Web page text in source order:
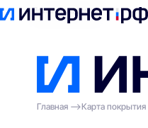
Поиск по адресу
Главная
Карта покрытия